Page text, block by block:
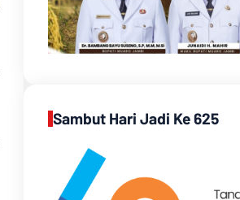
Sambut Hari Jadi Ke 625